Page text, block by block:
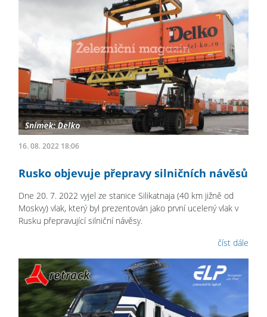
16. 08. 2022 18:06
Rusko objevuje přepravy silničních návěsů
Dne 20. 7. 2022 vyjel ze stanice Silikatnaja (40 km jižně od
Moskvy) vlak, který byl prezentován jako první ucelený vlak v
Rusku přepravující silniční návěsy.
číst dále